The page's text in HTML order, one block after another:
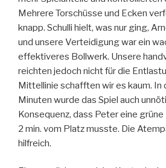
Mehrere Torschüsse und Ecken
knapp. Schulli hielt, was nur ging,
und unsere Verteidigung war ein
effektiveres Bollwerk. Unsere
reichten jedoch nicht für die
Mittellinie schafften wir es kaum. In
Minuten wurde das Spiel auch
Konsequenz, dass Peter eine
2 min. vom Platz musste. Die
hilfreich.